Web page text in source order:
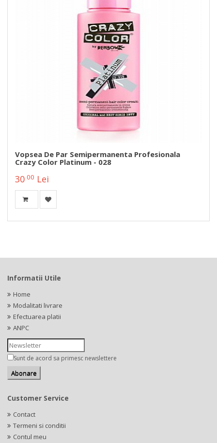
Vopsea De Par Semipermanenta Profesionala
Crazy Color Platinum - 028
30 00 Lei
Informatii Utile
Home
Modalitati livrare
Efectuarea platii
ANPC
Sunt de acord sa primesc newslettere
Customer Service
Contact
Termeni si conditii
Contul meu